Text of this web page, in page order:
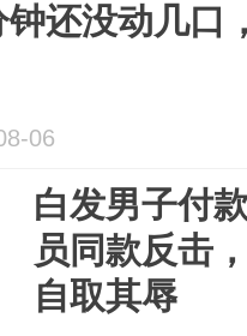
还没动几口
06
白发男子付
员同款反击
自取其辱